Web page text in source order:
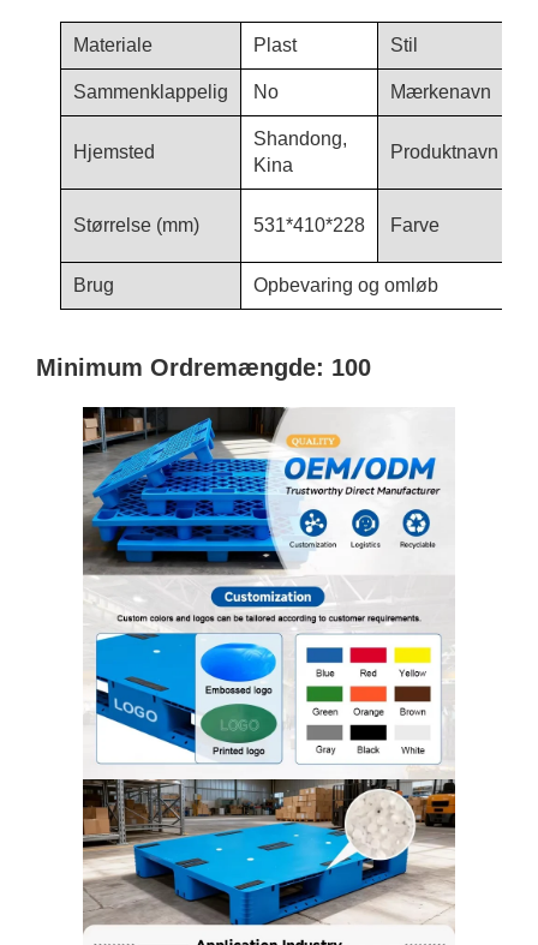
Materiale Plast Stil
Sammenklappelig No Mærkenavn
Hjemsted
Shandong,
Kina
Produktnavn
Størrelse (mm) 531*410*228 Farve
Brug Opbevaring og omløb
Minimum Ordremængde: 100